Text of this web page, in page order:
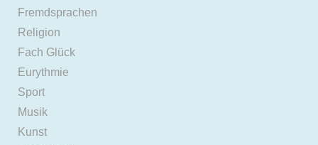
Fremdsprachen
Religion
Fach Glück
Eurythmie
Sport
Musik
Kunst